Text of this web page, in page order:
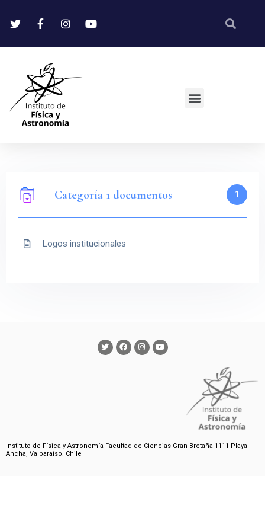
Categoría 1 documentos 1
Logos institucionales
Instituto de Física y Astronomía Facultad de Ciencias Gran Bretaña 1111 Playa
Ancha, Valparaíso. Chile